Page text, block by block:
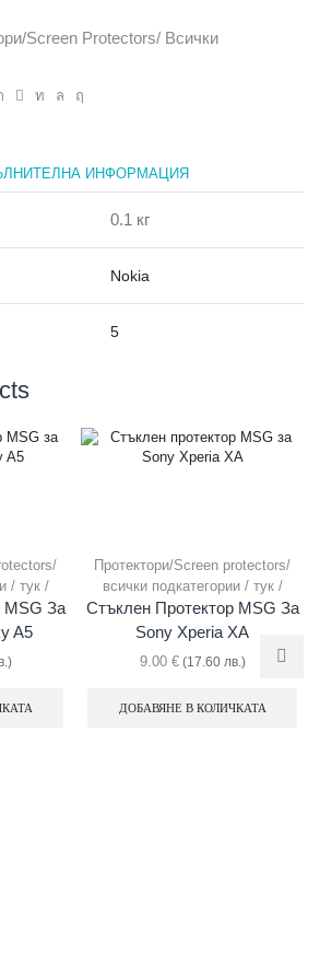
Screen Protectors/ Всички
ИНФОРМАЦИЯ
0.1 кг
Nokia
5
/ тук /
MSG За
A5
Протектори/Screen protectors/
всички подкатегории / тук /
Стъклен Протектор MSG За
Sony Xperia XA
9.00 €(17.60 лв.)
ДОБАВЯНЕ В КОЛИЧКАТА